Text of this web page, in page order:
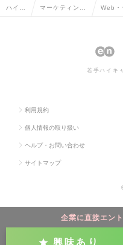
企業に直接エン
興味あり
ハイク マーケティン Web・
ティン
若手ハイキ
利用規約
個人情報の取り扱い
ヘルプ・お問い合わせ
サイトマップ